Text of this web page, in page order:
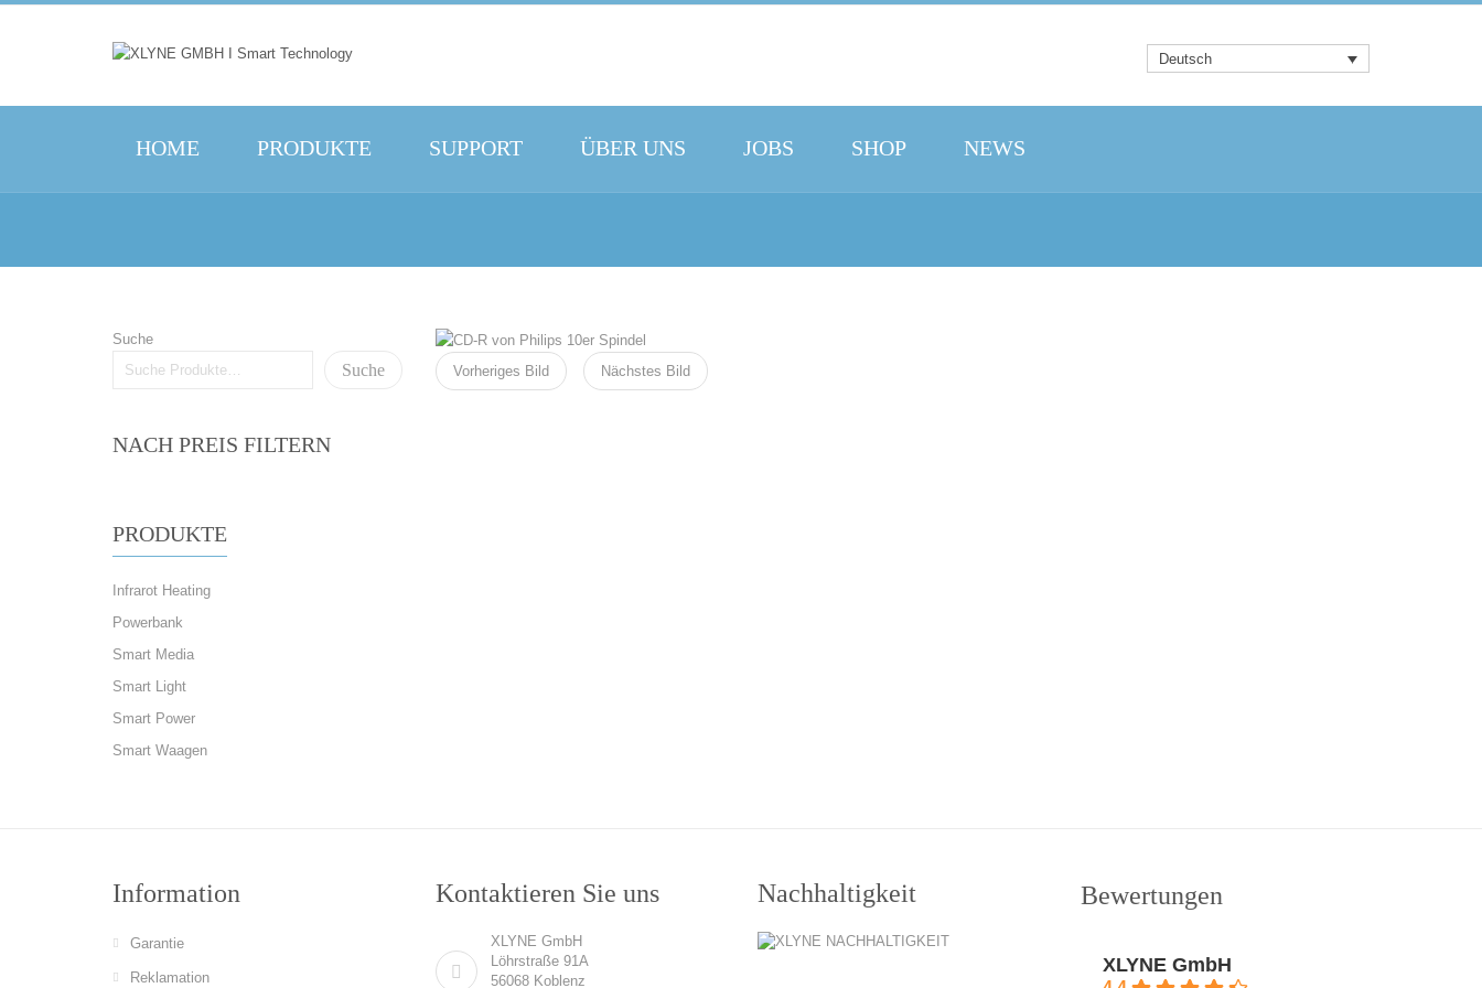
Deutsch
HOME PRODUKTE SUPPORT ÜBER UNS JOBS SHOP NEWS
Suche
Suche
NACH PREIS FILTERN
PRODUKTE
Infrarot Heating
Powerbank
Smart Media
Smart Light
Smart Power
Smart Waagen
Vorheriges Bild Nächstes Bild
Information
Garantie
Reklamation
Kontaktieren Sie uns
XLYNE GmbH
Löhrstraße 91A
56068 Koblenz
Nachhaltigkeit Bewertungen
XLYNE GmbH